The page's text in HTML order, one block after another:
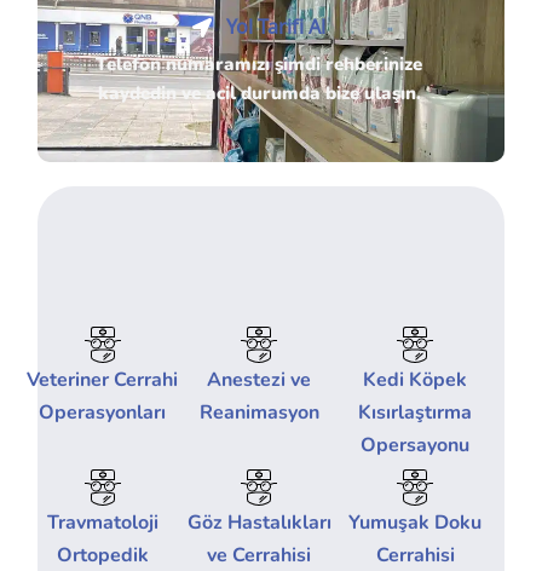
Yol Tarifi Al
Telefon numaramızı şimdi rehberinize
kaydedin ve acil durumda bize ulaşın.
Veteriner Cerrahi
Operasyonları
Anestezi ve
Reanimasyon
Kedi Köpek
Kısırlaştırma
Opersayonu
Travmatoloji
Ortopedik
Göz Hastalıkları
ve Cerrahisi
Yumuşak Doku
Cerrahisi